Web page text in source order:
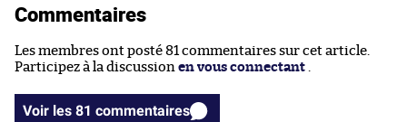
Commentaires
Les membres ont posté 81 commentaires sur cet article.
Participez à la discussion en vous connectant .
Voir les 81 commentaires